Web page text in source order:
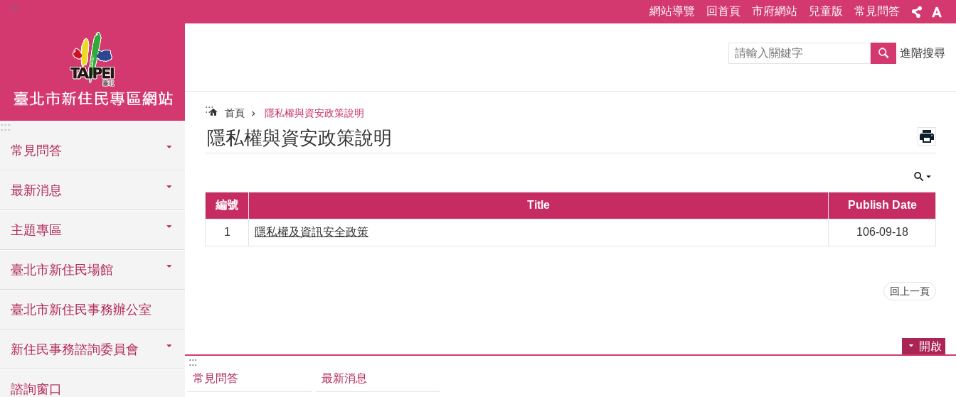
跳到主要內容區塊
::: 網站導覽 回首頁 市府網站 兒童版 常見問答
:::
常見問答
最新消息
主題專區
臺北市新住民場館
臺北市新住民事務辦公室
新住民事務諮詢委員會
諮詢窗口
進階搜尋
::: 首頁 隱私權與資安政策說明
隱私權與資安政策說明
編號 Title Publish Date
1 隱私權及資訊安全政策 106-09-18
回上一頁
開啟
:::
常見問答
最新消息